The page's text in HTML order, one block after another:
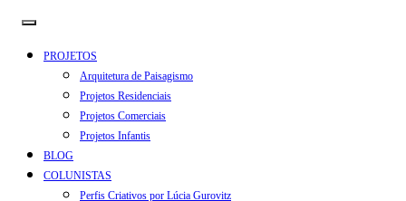
PROJETOS
Arquitetura de Paisagismo
Projetos Residenciais
Projetos Comerciais
Projetos Infantis
BLOG
COLUNISTAS
Perfis Criativos por Lúcia Gurovitz